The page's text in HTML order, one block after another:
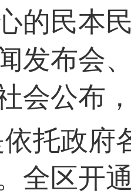
的民本
发布会
会公布
托政府
全区开